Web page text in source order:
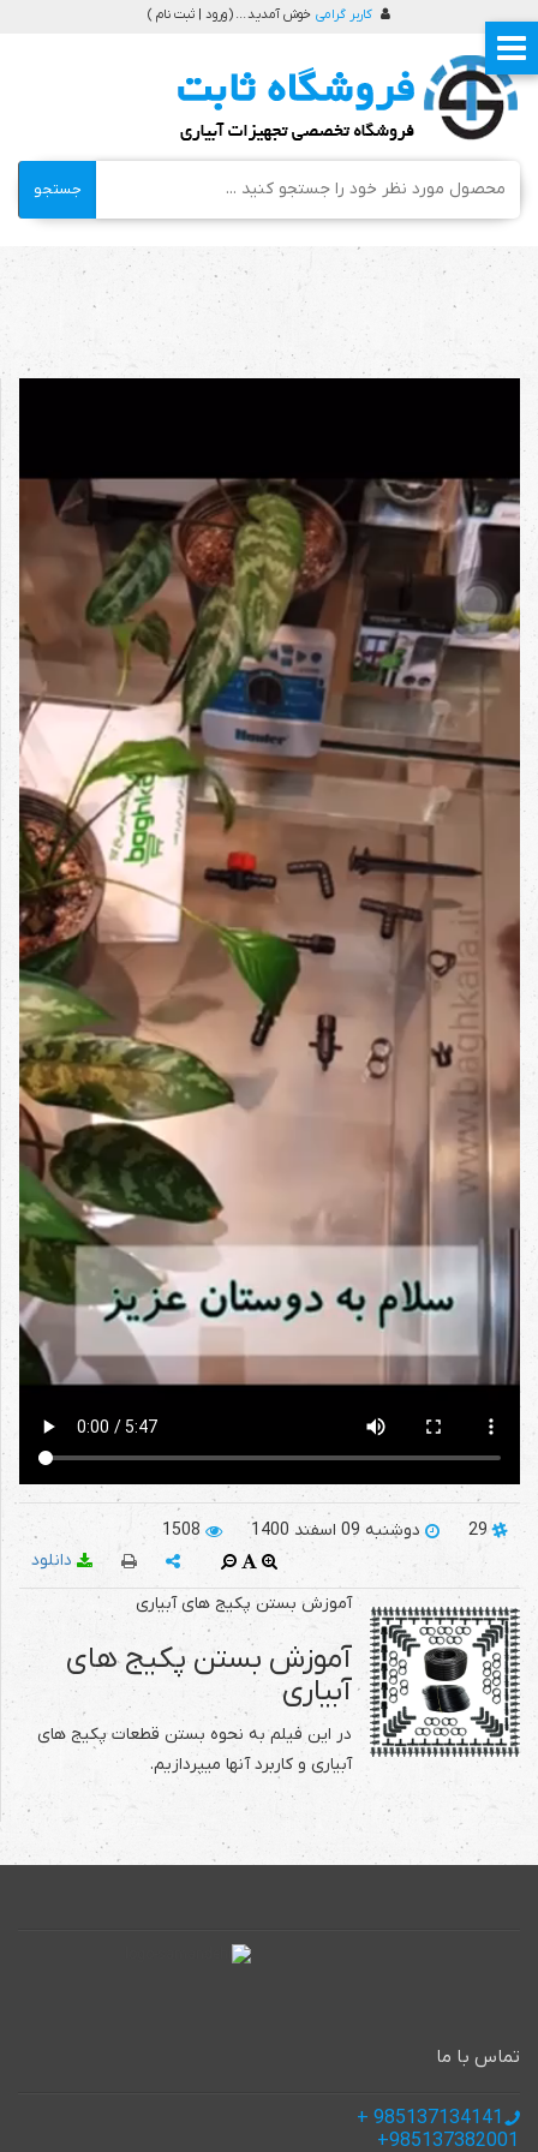
کاربر گرامی خوش آمدید ... (ورود | ثبت نام )
جستجو
29 دوشنبه 09 اسفند 1400
1508
دانلود
آموزش بستن پکیج های آبیاری
آموزش بستن پکیج های
آبیاری
در این فیلم به نحوه بستن قطعات پکیج های
آبیاری و کاربرد آنها میپردازیم.
تماس با ما